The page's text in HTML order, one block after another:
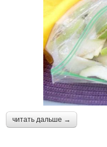
читать дальше →